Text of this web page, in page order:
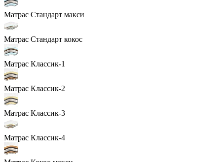
Матрас Стандарт макси
Матрас Стандарт кокос
Матрас Классик-1
Матрас Классик-2
Матрас Классик-3
Матрас Классик-4